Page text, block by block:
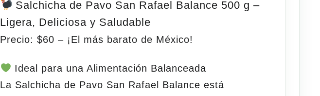
Salchicha de Pavo San Rafael Balance 500 g –
Ligera, Deliciosa y Saludable
Precio: $60 – ¡El más barato de México!
Ideal para una Alimentación Balanceada
La Salchicha de Pavo San Rafael Balance está